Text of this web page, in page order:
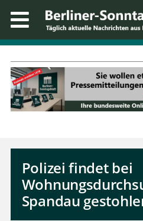
Polizei findet bei
Spandau